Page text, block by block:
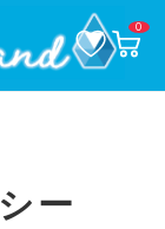
お
気
に
カ
0
ー